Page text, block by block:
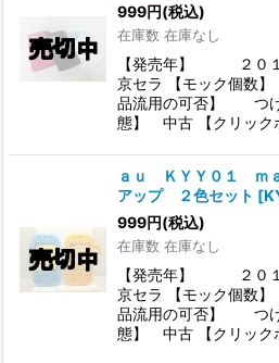
999円(税込)
在庫数 在庫なし
【発売年】 ２０
京セラ 【モック個数
品流用の可否】 つけ
態】 中古 【クリック
ａｕ ＫＹＹ０１ ｍ
アップ ２色セット [
999円(税込)
在庫数 在庫なし
【発売年】 ２０
京セラ 【モック個数
品流用の可否】 つけ
態】 中古 【クリック